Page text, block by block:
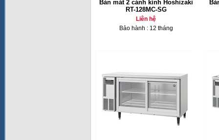
Bàn mát 2 cánh kính Hoshizaki
RT-128MC-SG
Liên hệ
Bảo hành : 12 tháng